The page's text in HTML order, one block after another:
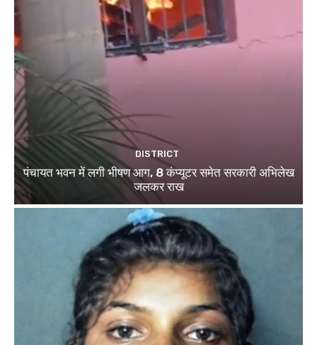
DISTRICT
पंचायत भवन में लगी भीषण आग, 8 कंप्यूटर समेत सरकारी अभिलेख
जलकर राख